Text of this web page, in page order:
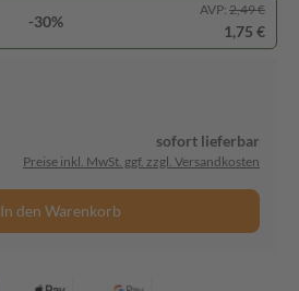
-30%
AVP: 2,49 €
1,75 €
sofort lieferbar
Preise inkl. MwSt. ggf. zzgl. Versandkosten
In den Warenkorb